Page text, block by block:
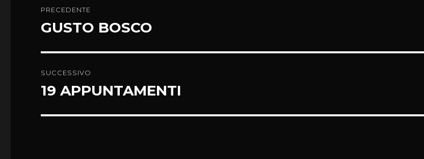
articoli
PRECEDENTE
Articolo
GUSTO BOSCO
SUCCESSIVO
Articolo
19 APPUNTAMENTI